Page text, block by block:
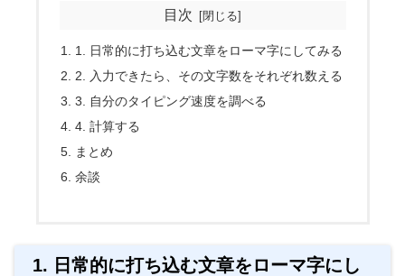
目次
1. 日常的に打ち込む文章をローマ字にしてみる
2. 入力できたら、その文字数をそれぞれ数える
3. 自分のタイピング速度を調べる
4. 計算する
まとめ
余談
1. 日常的に打ち込む文章をローマ字にし